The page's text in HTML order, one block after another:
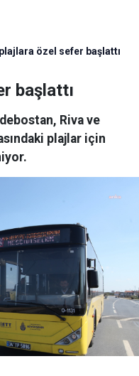
özel sefer başlattı
başlattı
Riva ve
plajlar için